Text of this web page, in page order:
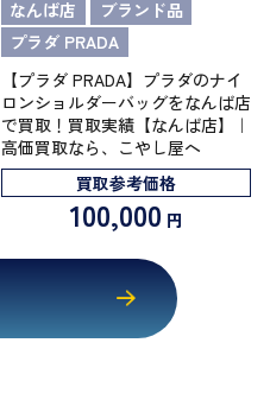
なんば店
ブランド品
プラダ PRADA
【プラダ PRADA】プラダのナイ
ロンショルダーバッグをなんば店
で買取！買取実績【なんば店】｜
高価買取なら、こやし屋へ
買取参考価格
100,000 円